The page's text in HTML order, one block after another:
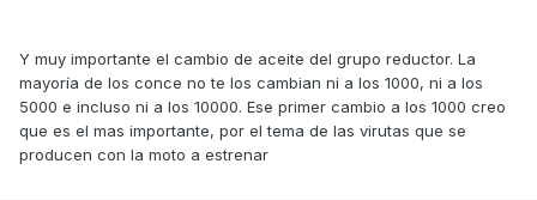
Y muy importante el cambio de aceite del grupo reductor. La
mayoría de los conce no te los cambian ni a los 1000, ni a los
5000 e incluso ni a los 10000. Ese primer cambio a los 1000 creo
que es el mas importante, por el tema de las virutas que se
producen con la moto a estrenar